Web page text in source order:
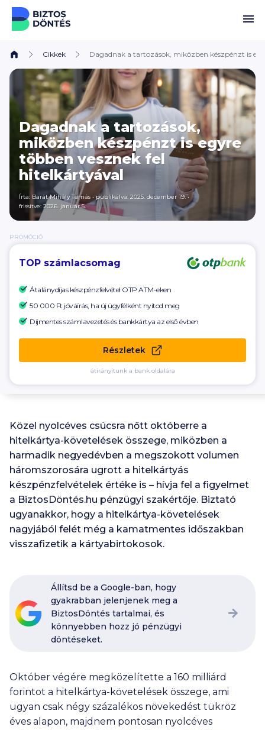
Ugrás a tartalomhoz
Cikkek Dagadnak a tartozások, miközben készpénzt is
Dagadnak a tartozások,
miközben készpénzt is egyre
többen vesznek fel
hitelkártyával
Írta: Barát Mihály Tamás • publikálva: 2025. december 19.•
frissítve: 2026. január 5.
PROMÓCIÓ
TOP számlacsomag
Átalánydíjas készpénzfelvétel OTP ATM-eken
50 000 Ft jóváírás, ha új ügyfélként nyitod meg
Díjmentes számlavezetés és bankkártya az első évben
Részletek
átirányítunk a bank oldalára
Közel nyolcéves csúcsra nőtt októberre a
hitelkártya-követelések összege, miközben a
harmadik negyedévben a megszokott volumen
háromszorosára ugrott a hitelkártyás
készpénzfelvételek értéke is – hívja fel a figyelmet
a BiztosDöntés.hu pénzügyi szakértője. Biztató
ugyanakkor, hogy a hitelkártya-követelések
nagyjából felét még a kamatmentes időszakban
visszafizetik a kártyabirtokosok.
Állítsd be a Google-ban, hogy
gyakrabban jelenjenek meg a
BiztosDöntés tartalmai, és
könnyebben hozz jó pénzügyi
döntéseket.
Október végére megközelítette a 160 milliárd
forintot a hitelkártya-követelések összege, ami
ugyan csak négy százalékos növekedést tükröz
éves alapon, majdnem pontosan nyolcéves